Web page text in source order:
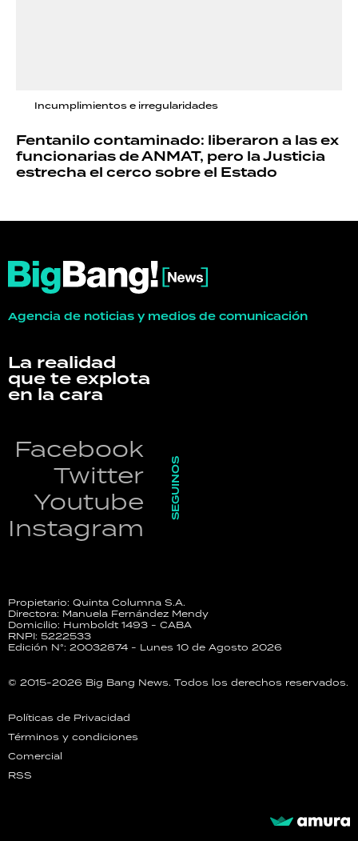
Incumplimientos e irregularidades
Fentanilo contaminado: liberaron a las ex
funcionarias de ANMAT, pero la Justicia
estrecha el cerco sobre el Estado
Agencia de noticias y medios de comunicación
La realidad
que te explota
en la cara
Facebook
Twitter
Youtube
Instagram
SEGUINOS
Propietario: Quinta Columna S.A.
Directora: Manuela Fernández Mendy
Domicilio: Humboldt 1493 - CABA
RNPI: 5222533
Edición N°: 20032874 - Lunes 10 de Agosto 2026
© 2015-2026 Big Bang News. Todos los derechos reservados.
Políticas de Privacidad
Términos y condiciones
Comercial
RSS